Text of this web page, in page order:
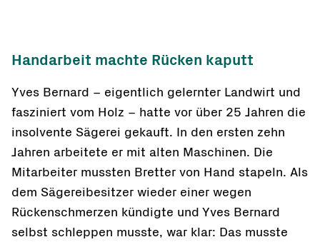
Handarbeit machte Rücken kaputt
Yves Bernard – eigentlich gelernter Landwirt und
fasziniert vom Holz – hatte vor über 25 Jahren die
insolvente Sägerei gekauft. In den ersten zehn
Jahren arbeitete er mit alten Maschinen. Die
Mitarbeiter mussten Bretter von Hand stapeln. Als
dem Sägereibesitzer wieder einer wegen
Rückenschmerzen kündigte und Yves Bernard
selbst schleppen musste, war klar: Das musste